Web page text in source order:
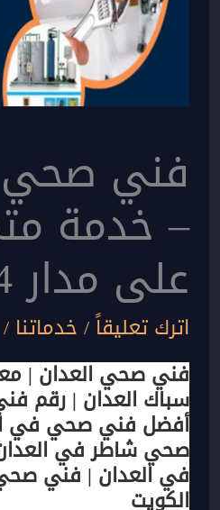
فني صحي
– خدمة
على مدار 24 ساعة
اترك تعليقاً/خدماتنا
فني صحي العدان |
سباك العدان | رقم
أفضل فني صحي في
صحي شاطر في
في العدان | فني صحي
الكويت